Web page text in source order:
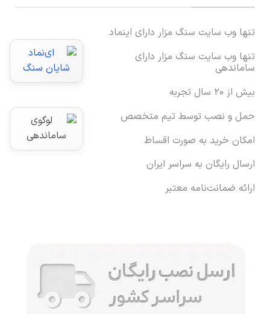
تنها وب سایت سنگ مزار دارای اینماد
تنها وب سایت سنگ مزار دارای
ساماندهی
بیش از ۲۰ سال تجربه
حمل و نصب توسط تیم متخصص
امکان خرید به صورت اقساط
ارسال رایگان به سراسر ایران
ارائه ضمانت‌نامه معتبر